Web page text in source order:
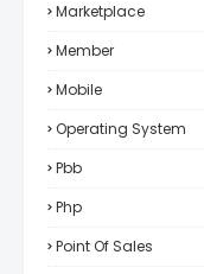
Marketplace
Member
Mobile
Operating System
Pbb
Php
Point Of Sales